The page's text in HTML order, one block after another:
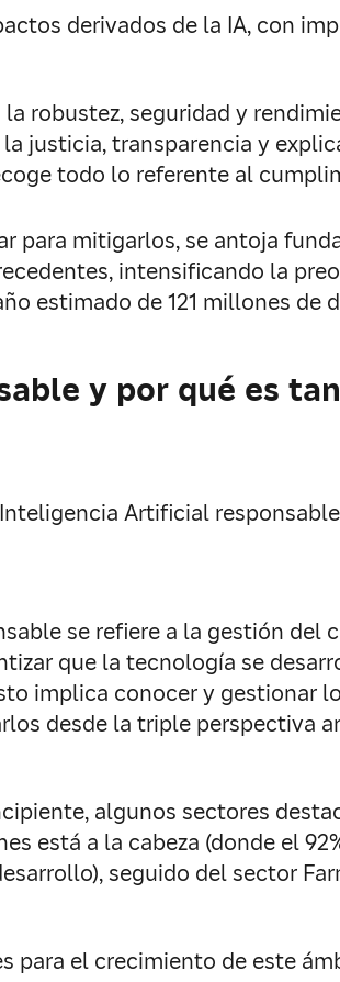
derivados de la IA, con
la robustez, seguridad y
la justicia, transparencia y
todo lo referente al
para mitigarlos, se antoja
intensificando la
estimado de 121 millones de
y por qué es
Artificial
se refiere a la gestión
que la tecnología se
implica conocer y gestionar
desde la triple perspectiva
algunos sectores
está a la cabeza (donde el
seguido del sector
para el crecimiento de este